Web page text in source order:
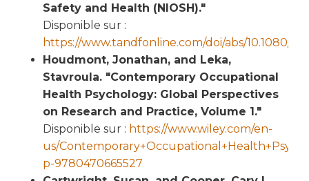
Safety and Health (NIOSH)."
Disponible sur :
https://www.tandfonline.com/doi/abs/10.1080/
Houdmont, Jonathan, and Leka,
Stavroula. "Contemporary Occupational
Health Psychology: Global Perspectives
on Research and Practice, Volume 1."
Disponible sur : https://www.wiley.com/en-
us/
p-9780470665527